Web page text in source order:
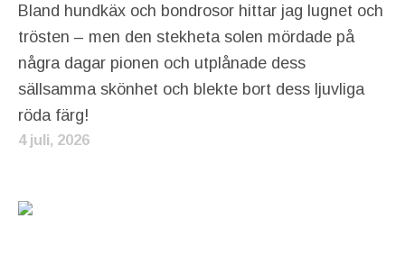
Bland hundkäx och bondrosor hittar jag lugnet och
trösten – men den stekheta solen mördade på
några dagar pionen och utplånade dess
sällsamma skönhet och blekte bort dess ljuvliga
röda färg!
4 juli, 2026